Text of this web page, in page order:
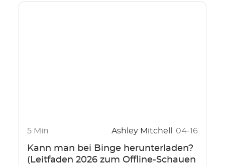
5 Min Ashley Mitchell 04-16
Kann man bei Binge herunterladen?
(Leitfaden 2026 zum Offline-Schauen